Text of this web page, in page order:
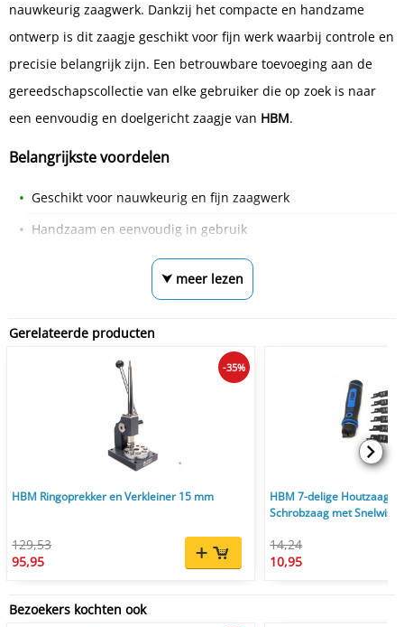
nauwkeurig zaagwerk. Dankzij het compacte en handzame
ontwerp is dit zaagje geschikt voor fijn werk waarbij controle en
precisie belangrijk zijn. Een betrouwbare toevoeging aan de
gereedschapscollectie van elke gebruiker die op zoek is naar
een eenvoudig en doelgericht zaagje van HBM.
Belangrijkste voordelen
Geschikt voor nauwkeurig en fijn zaagwerk
Handzaam en eenvoudig in gebruik
⮟ meer lezen
Gerelateerde producten
HBM Ringoprekker en Verkleiner 15 mm
129,53
95,95
-35%
HBM 7-delige Houtzaag,
Schrobzaag met
14,24
10,95
Bezoekers kochten ook